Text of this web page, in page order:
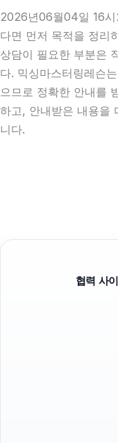
2026년06월04일 16시
다면 먼저 목적을 정리
상담이 필요한 부분은
다. 믹싱마스터링레슨
으므로 정확한 안내를
하고, 안내받은 내용을
니다.
협력 사